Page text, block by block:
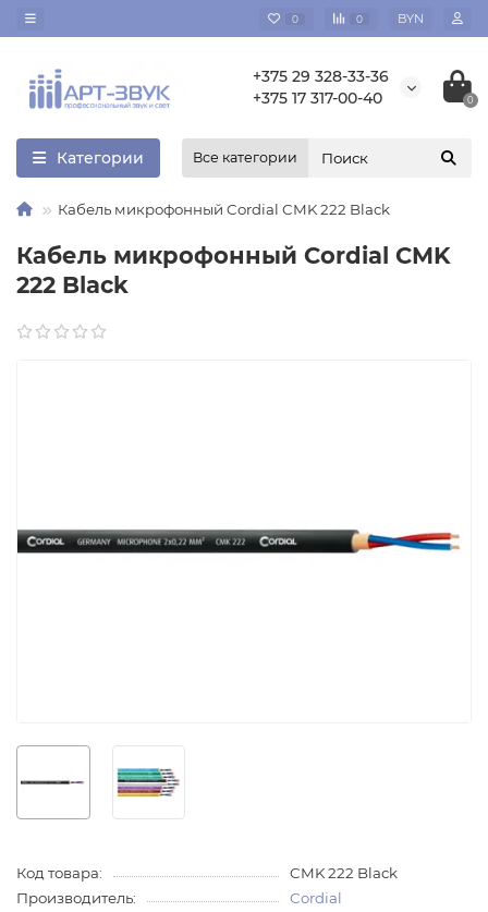
0 0 BYN
+375 29 328-33-36
+375 17 317-00-40
0
Категории Все категории
Кабель микрофонный Cordial CMK 222 Black
Кабель микрофонный Cordial CMK
222 Black
Код товара:
CMK 222 Black
Производитель:
Cordial